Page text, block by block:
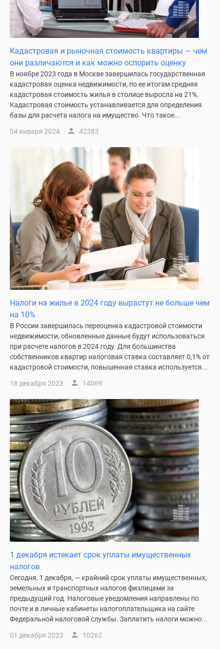
Кадастровая и рыночная стоимость квартиры — чем
они различаются и как можно оспорить оценку
В ноябре 2023 года в Москве завершилась государственная
кадастровая оценка недвижимости, по ее итогам средняя
кадастровая стоимость жилья в столице выросла на 21%.
Кадастровая стоимость устанавливается для определения
базы для расчета налога на имущество. Что такое...
04 января 2024 42383
Налоги на жилье в 2024 году вырастут не больше чем
на 10%
В России завершилась переоценка кадастровой стоимости
недвижимости, обновленные данные будут использоваться
при расчете налогов в 2024 году. Для большинства
собственников квартир налоговая ставка составляет 0,1% от
кадастровой стоимости, повышенная ставка используется...
18 декабря 2023 14069
1 декабря истекает срок уплаты имущественных
налогов
Сегодня, 1 декабря, — крайний срок уплаты имущественных,
земельных и транспортных налогов физлицами за
предыдущий год. Налоговые уведомления направлены по
почте и в личные кабинеты налогоплательщика на сайте
Федеральной налоговой службы. Заплатить налоги можно...
01 декабря 2023 10262